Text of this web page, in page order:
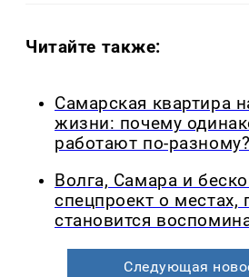
Читайте также:
Самарская квартира
жизни: почему
работают по-разному?
Волга, Самара и
спецпроект о местах,
становится
Следующая